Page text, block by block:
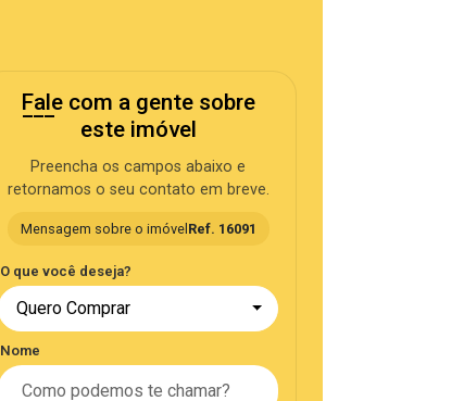
Fale com a gente sobre
este imóvel
Preencha os campos abaixo e
retornamos o seu contato em breve.
Mensagem sobre o imóvel Ref. 16091
O que você deseja?
Quero Comprar
Nome